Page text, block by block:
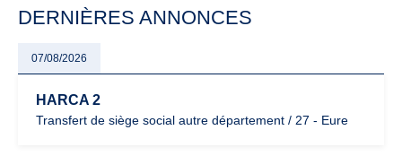
DERNIÈRES ANNONCES
07/08/2026
HARCA 2
Transfert de siège social autre département / 27 - Eure